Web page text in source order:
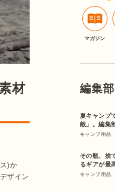
材
)か
ザイン
マガジン
編集
夏キャンプ
敵」。編集
キャンプ用品
その瓶、捨
るギアが最
キャンプ用品